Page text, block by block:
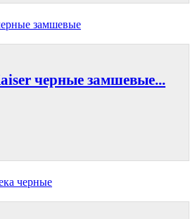
черные замшевые...